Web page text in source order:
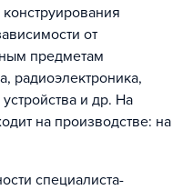
от
предметам
радиоэлектроника,
и др. На
на производстве: на
специалиста-